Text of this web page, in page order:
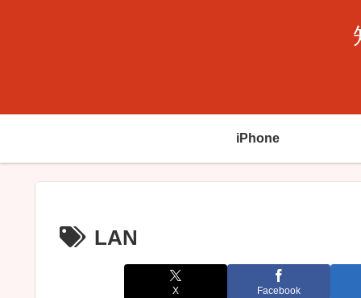
iPhone
LAN
X Facebook